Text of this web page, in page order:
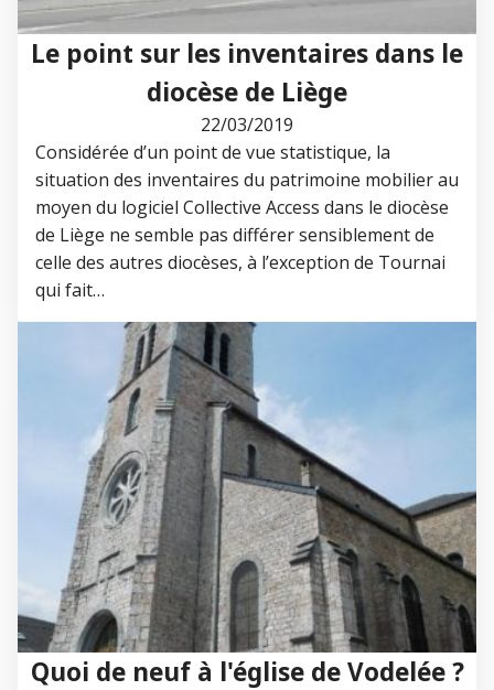
Le point sur les inventaires dans le
diocèse de Liège
22/03/2019
Considérée d’un point de vue statistique, la
situation des inventaires du patrimoine mobilier au
moyen du logiciel Collective Access dans le diocèse
de Liège ne semble pas différer sensiblement de
celle des autres diocèses, à l’exception de Tournai
qui fait…
Quoi de neuf à l'église de Vodelée ?